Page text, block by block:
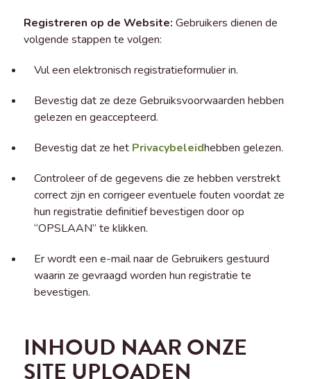
Registreren op de Website: Gebruikers dienen de
volgende stappen te volgen:
Vul een elektronisch registratieformulier in.
Bevestig dat ze deze Gebruiksvoorwaarden hebben
gelezen en geaccepteerd.
Bevestig dat ze het Privacybeleidhebben gelezen.
Controleer of de gegevens die ze hebben verstrekt
correct zijn en corrigeer eventuele fouten voordat ze
hun registratie definitief bevestigen door op
“OPSLAAN” te klikken.
Er wordt een e-mail naar de Gebruikers gestuurd
waarin ze gevraagd worden hun registratie te
bevestigen.
INHOUD NAAR ONZE
SITE UPLOADEN